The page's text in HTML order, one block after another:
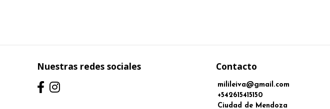
Nuestras redes sociales Contacto
milileiva@gmail.com
+542615415150
Ciudad de Mendoza